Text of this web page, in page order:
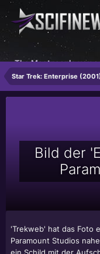
The Meatpeople you
Star Trek: Enterprise
Bild der
'Trekweb' hat das Foto
Paramount Studios